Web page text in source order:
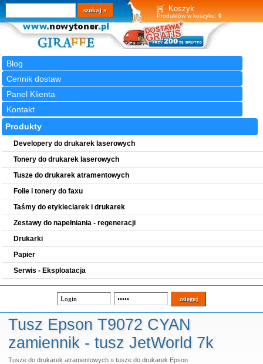
Koszyk
Produktów w koszyku: 0
Blog
Cennik dostaw
Panel Klienta
Kontakt
Wyszukiwarka
szukaj
Produkty
Developery do drukarek laserowych
Tonery do drukarek laserowych
Tusze do drukarek atramentowych
Folie i tonery do faxu
Taśmy do etykieciarek i drukarek
Zestawy do napełniania - regeneracji
Drukarki
Papier
Serwis - Eksploatacja
Tusz Epson T9072 CYAN
zamiennik - tusz JetWorld 7k
Tusze do drukarek atramentowych» tusze do drukarek Epson